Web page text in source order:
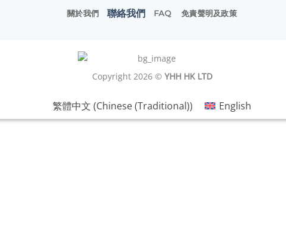
關於我們 聯絡我們 FAQ 免責聲明及政策
Copyright 2026 © YHH HK LTD
繁體中文 (Chinese (Traditional)) English